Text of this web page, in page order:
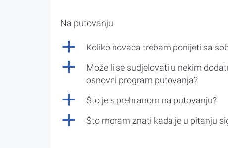
Na putovanju
a Koliko novaca trebam ponijeti sa
a
Može li se sudjelovati u nekim
osnovni program putovanja?
a Što je s prehranom na putovanju?
a Što moram znati kada je u pitanju